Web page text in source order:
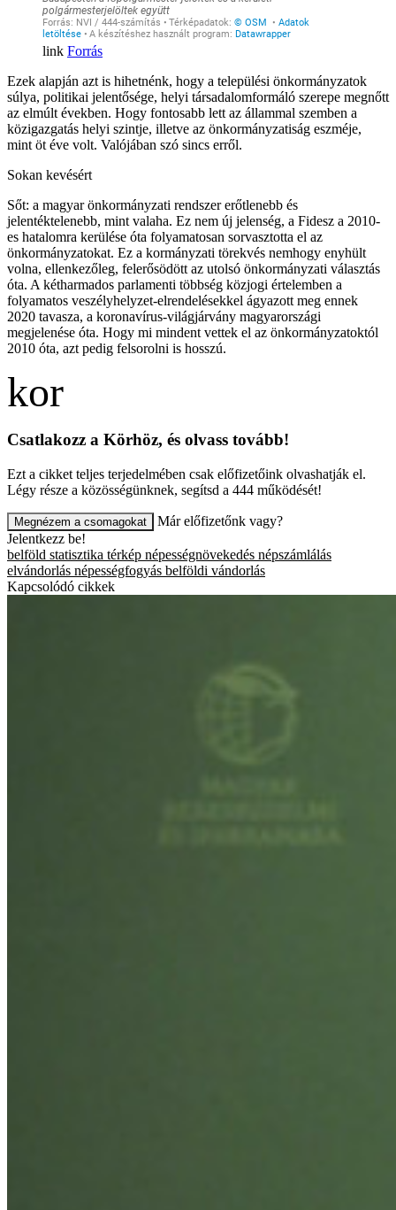
Forrás
Ezek alapján azt is hihetnénk, hogy a települési önkormányzatok
súlya, politikai jelentősége, helyi társadalomformáló szerepe megnőtt
az elmúlt években. Hogy fontosabb lett az állammal szemben a
közigazgatás helyi szintje, illetve az önkormányzatiság eszméje,
mint öt éve volt. Valójában szó sincs erről.
Sokan kevésért
Sőt: a magyar önkormányzati rendszer erőtlenebb és
jelentéktelenebb, mint valaha. Ez nem új jelenség, a Fidesz a 2010-
es hatalomra kerülése óta folyamatosan sorvasztotta el az
önkormányzatokat. Ez a kormányzati törekvés nemhogy enyhült
volna, ellenkezőleg, felerősödött az utolsó önkormányzati választás
óta. A kétharmados parlamenti többség közjogi értelemben a
folyamatos veszélyhelyzet-elrendelésekkel ágyazott meg ennek
2020 tavasza, a koronavírus-világjárvány magyarországi
megjelenése óta. Hogy mi mindent vettek el az önkormányzatoktól
2010 óta, azt pedig felsorolni is hosszú.
Csatlakozz a Körhöz, és olvass tovább!
Ezt a cikket teljes terjedelmében csak előfizetőink olvashatják el.
Légy része a közösségünknek, segítsd a 444 működését!
Megnézem a csomagokat
Már előfizetőnk vagy?
Jelentkezz be!
belföld statisztika térkép népességnövekedés népszámlálás
elvándorlás népességfogyás belföldi vándorlás
Kapcsolódó cikkek